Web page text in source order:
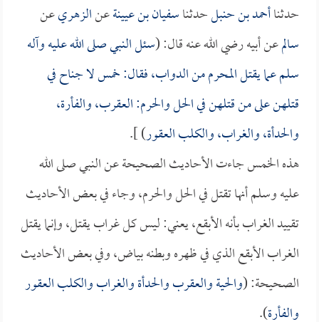
حدثناأحمد بن حنبلحدثناسفيان بن عيينةعنالزهريعن
سالمعن أبيه رضي الله عنه قال: (سئل النبي صلى الله عليه وآله
سلم عما يقتل المحرم من الدواب، فقال: خمس لا جناح في
قتلهن على من قتلهن في الحل والحرم: العقرب، والفأرة،
والحدأة، والغراب، والكلب العقور) ].
هذه الخمس جاءت الأحاديث الصحيحة عن النبي صلى الله
عليه وسلم أنها تقتل في الحل والحرم، وجاء في بعض الأحاديث
تقييد الغراب بأنه الأبقع، يعني: ليس كل غراب يقتل، وإنما يقتل
الغراب الأبقع الذي في ظهره وبطنه بياض، وفي بعض الأحاديث
الصحيحة: (والحية والعقرب والحدأة والغراب والكلب العقور
والفأرة).